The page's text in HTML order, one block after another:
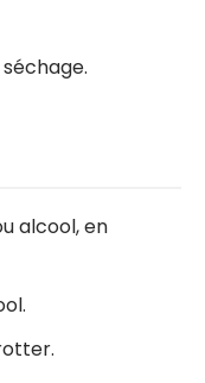
alcool, en